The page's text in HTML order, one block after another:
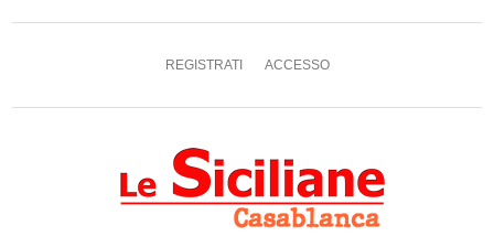
REGISTRATI ACCESSO